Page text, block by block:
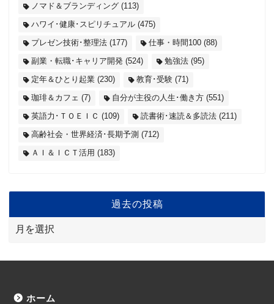
ノマド＆ブランディング (113)
ハワイ･健康･スピリチュアル (475)
プレゼン技術･整理法 (177) 仕事・時間100 (88)
副業・転職･キャリア開発 (524) 勉強法 (95)
定年＆ひとり起業 (230) 教育･受験 (71)
珈琲＆カフェ (7) 自分が主役の人生･働き方 (551)
英語力･ＴＯＥＩＣ (109) 読書術･速読＆多読法 (211)
高齢社会・世界経済･長期予測 (712)
ＡＩ＆ＩＣＴ活用 (183)
過去の投稿
ホーム